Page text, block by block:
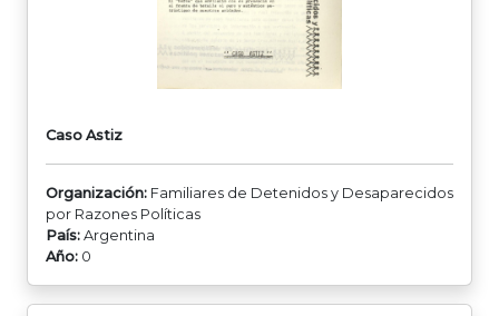
Caso Astiz
Organización: Familiares de Detenidos y Desaparecidos
por Razones Políticas
País: Argentina
Año: 0